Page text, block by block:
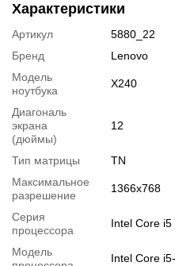
Разрешение: 1366x768.
Дополнительно:
веб-камера.
SSD
Спецификация процессора
Тестирование процессора
Обзор ноутбука:
Lenovo X240
Характеристики
Артикул
5880_22
Бренд
Lenovo
Модель
ноутбука
X240
Диагональ
экрана
(дюймы)
12
Тип матрицы
TN
Максимальное
разрешение
1366x768
Серия
процессора
Intel Core i5
Модель
Intel Core